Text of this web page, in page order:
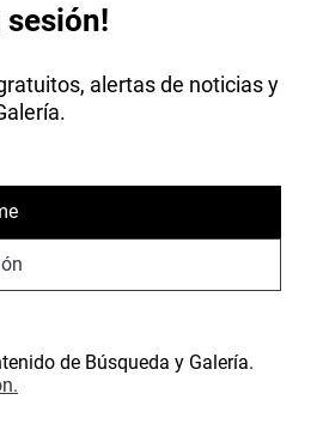
sesión!
alertas de noticias y
de Búsqueda y Galería.